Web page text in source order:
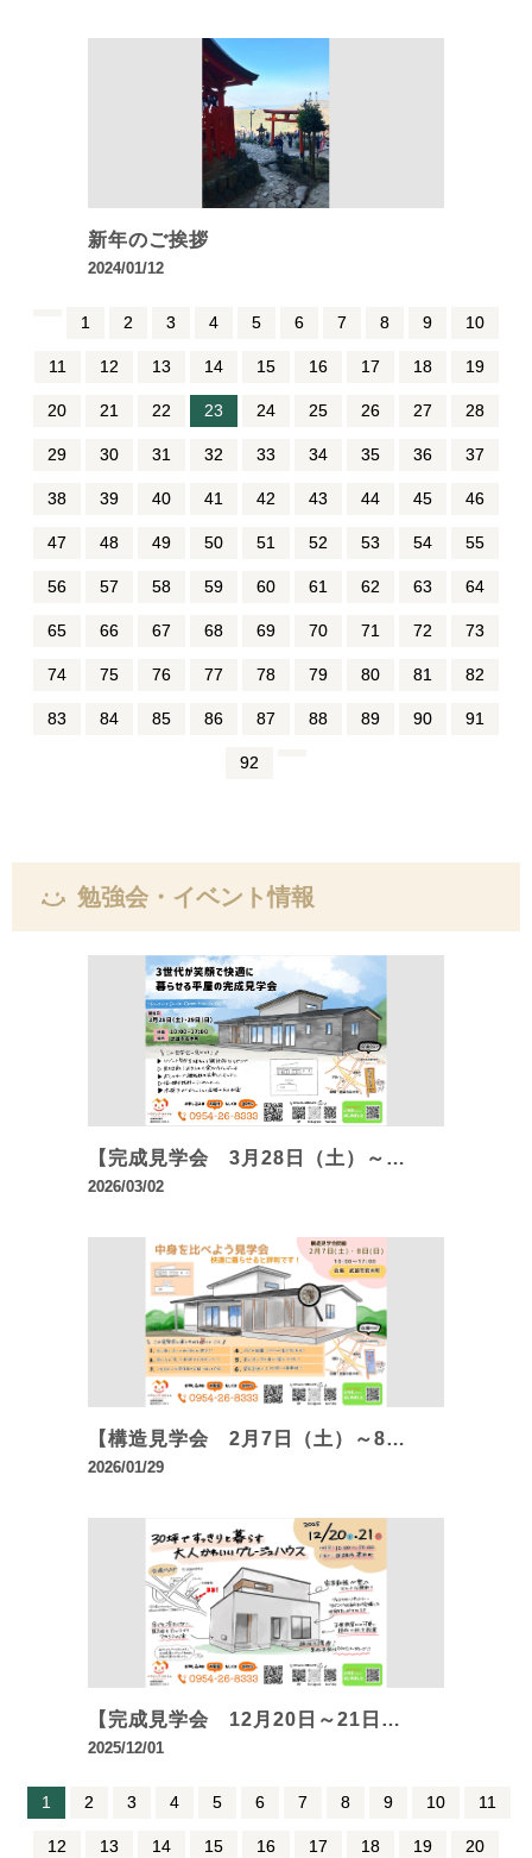
新年のご挨拶
2024/01/12
1 2 3 4 5 6 7 8 9 10
11 12 13 14 15 16 17 18 19
20 21 22 23 24 25 26 27 28
29 30 31 32 33 34 35 36 37
38 39 40 41 42 43 44 45 46
47 48 49 50 51 52 53 54 55
56 57 58 59 60 61 62 63 64
65 66 67 68 69 70 71 72 73
74 75 76 77 78 79 80 81 82
83 84 85 86 87 88 89 90 91
92
勉強会・イベント情報
【完成見学会 3月28日（土）～…
2026/03/02
【構造見学会 2月7日（土）～8…
2026/01/29
【完成見学会 12月20日～21日…
2025/12/01
1 2 3 4 5 6 7 8 9 10 11
12 13 14 15 16 17 18 19 20